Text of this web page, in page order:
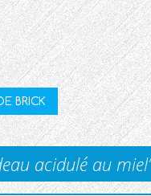
BRICK
acidulé au miel